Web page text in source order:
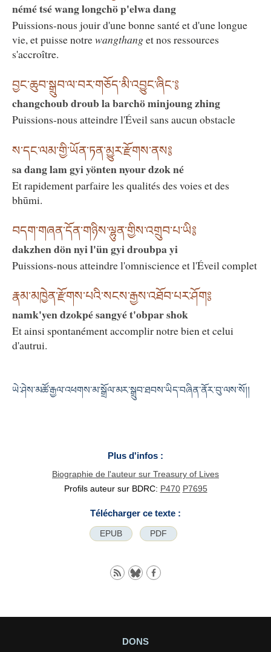
némé tsé wang longchö p'elwa dang
Puissions-nous jouir d'une bonne santé et d'une longue
vie, et puisse notrewangthanget nos ressources
s'accroître.
བྱང་ཆུབ་སྒྲུབ་ལ་བར་གཅོད་མི་འབྱུང་ཞིང༌༔
changchoub droub la barchö minjoung zhing
Puissions-nous atteindre l'Éveil sans aucun obstacle
ས་དང་ལམ་གྱི་ཡོན་ཏན་མྱུར་རྫོགས་ནས༔
sa dang lam gyi yönten nyour dzok né
Et rapidement parfaire les qualités des voies et des
bhūmi.
བདག་གཞན་དོན་གཉིས་ལྷུན་གྱིས་འགྲུབ་པ་ཡི༔
dakzhen dön nyi l'ün gyi droubpa yi
Puissions-nous atteindre l'omniscience et l'Éveil complet
རྣམ་མཁྱེན་རྫོགས་པའི་སངས་རྒྱས་འཐོབ་པར་ཤོག༔
namk'yen dzokpé sangyé t'obpar shok
Et ainsi spontanément accomplir notre bien et celui
d'autrui.
ཡེ་ཤེས་མཚོ་རྒྱལ་འཕགས་མ་སྒྲོལ་མར་སྒྲུབ་ཐབས་ཡིད་བཞིན་ནོར་བུ་ལས་སོ།།
Plus d'infos :
Biographie de l'auteur sur Treasury of Lives
Profils auteur sur BDRC: P470 P7695
Télécharger ce texte :
EPUB PDF
DONS